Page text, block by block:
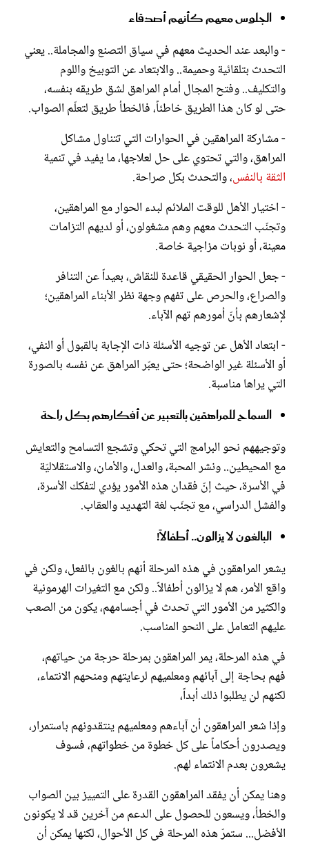
الجلوس معهم كأنهم أصدقاء
- والبعد عند الحديث معهم في سياق التصنع والمجاملة.. يعني
التحدث بتلقائية وحميمة.. والابتعاد عن التوبيخ واللوم
والتكليف.. وفتح المجال أمام المراهق لشق طريقه بنفسه،
حتى لو كان هذا الطريق خاطئاً، فالخطأ طريق لتعلّم الصواب.
- مشاركة المراهقين في الحوارات التي تتناول مشاكل
المراهق، والتي تحتوي على حل لعلاجها، ما يفيد في تنمية
الثقة بالنفس، والتحدث بكل صراحة.
- اختيار الأهل للوقت الملائم لبدء الحوار مع المراهقين،
وتجنّب التحدث معهم وهم مشغولون، أو لديهم التزامات
معينة، أو نوبات مزاجية خاصة.
- جعل الحوار الحقيقي قاعدة للنقاش، بعيداً عن التنافر
والصراع، والحرص على تفهم وجهة نظر الأبناء المراهقين؛
لإشعارهم بأنّ أمورهم تهم الآباء.
- ابتعاد الأهل عن توجيه الأسئلة ذات الإجابة بالقبول أو النفي،
أو الأسئلة غير الواضحة؛ حتى يعبّر المراهق عن نفسه بالصورة
التي يراها مناسبة.
السماح للمراهقين بالتعبير عن أفكارهم بكل راحة
وتوجيههم نحو البرامج التي تحكي وتشجع التسامح والتعايش
مع المحيطين.. ونشر المحبة، والعدل، والأمان، والاستقلاليّة
في الأسرة، حيث إنّ فقدان هذه الأمور يؤدي لتفكك الأسرة،
والفشل الدراسي، مع تجنّب لغة التهديد والعقاب.
البالغون لا يزالون.. أطفالاً!
يشعر المراهقون في هذه المرحلة أنهم بالغون بالفعل، ولكن في
واقع الأمر، هم لا يزالون أطفالاً.. ولكن مع التغيرات الهرمونية
والكثير من الأمور التي تحدث في أجسامهم، يكون من الصعب
عليهم التعامل على النحو المناسب.
في هذه المرحلة، يمر المراهقون بمرحلة حرجة من حياتهم،
فهم بحاجة إلى آبائهم ومعلميهم لرعايتهم ومنحهم الانتماء،
لكنهم لن يطلبوا ذلك أبداً،
وإذا شعر المراهقون أن آباءهم ومعلميهم ينتقدونهم باستمرار،
ويصدرون أحكاماً على كل خطوة من خطواتهم، فسوف
يشعرون بعدم الانتماء لهم.
وهنا يمكن أن يفقد المراهقون القدرة على التمييز بين الصواب
والخطأ، ويسعون للحصول على الدعم من آخرين قد لا يكونون
الأفضل... ستمرّ هذه المرحلة في كل الأحوال، لكنها يمكن أن